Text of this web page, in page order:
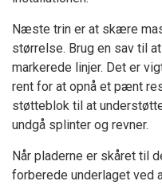
Næste trin er at skære
størrelse. Brug en sav til
markerede linjer. Det er
rent for at opnå et pænt
støtteblok til at
undgå splinter og revner.
Når pladerne er skåret til
forberede underlaget ved